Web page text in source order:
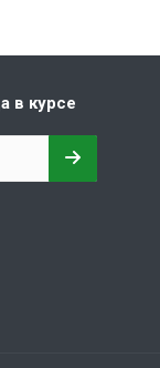
в курсе